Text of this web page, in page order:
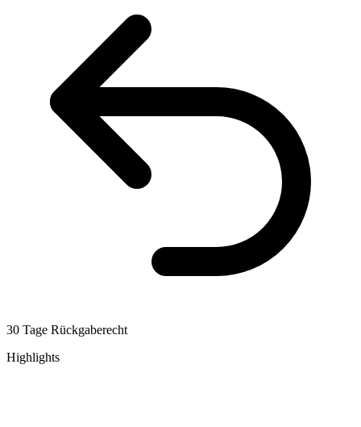
30 Tage Rückgaberecht
Highlights